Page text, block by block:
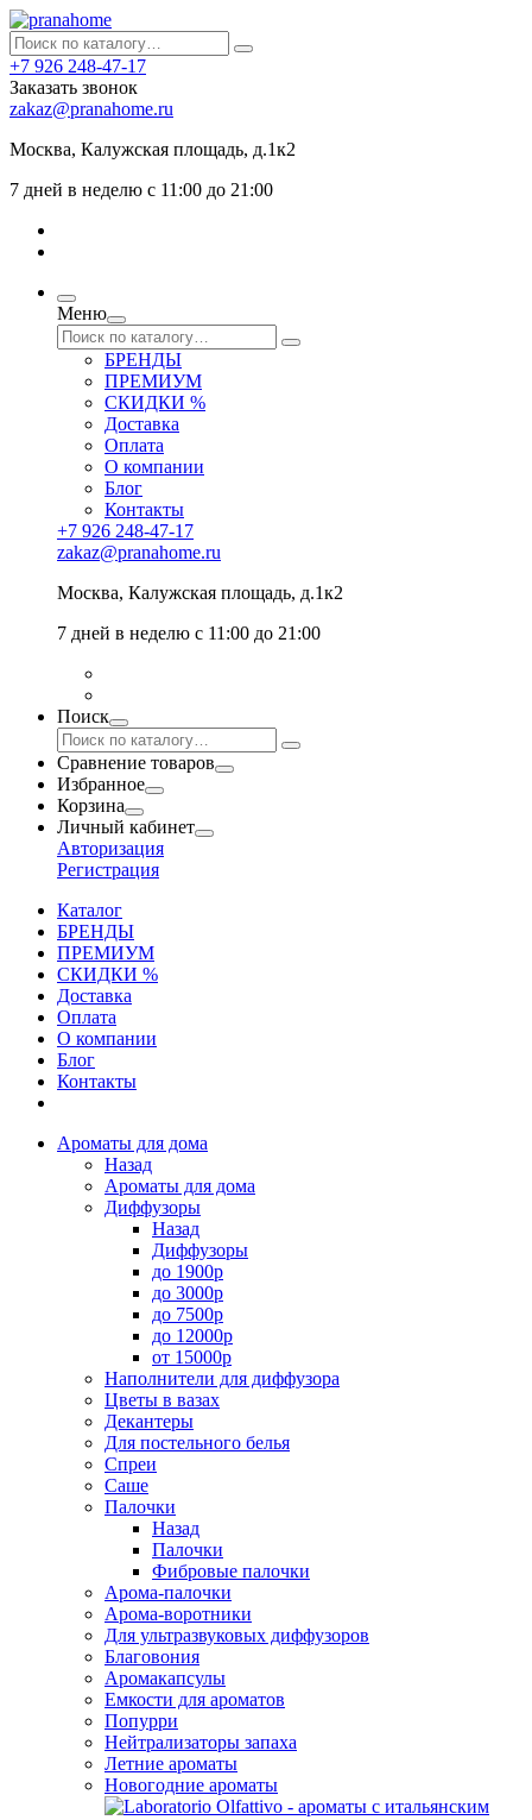
+7 926 248-47-17
Заказать звонок
zakaz@pranahome.ru
Москва, Калужская площадь, д.1к2
7 дней в неделю с 11:00 до 21:00
Меню
БРЕНДЫ
ПРЕМИУМ
СКИДКИ %
Доставка
Оплата
О компании
Блог
Контакты
+7 926 248-47-17
zakaz@pranahome.ru
Москва, Калужская площадь, д.1к2
7 дней в неделю с 11:00 до 21:00
Поиск
Сравнение товаров
Избранное
Корзина
Личный кабинет
Авторизация
Регистрация
Каталог
БРЕНДЫ
ПРЕМИУМ
СКИДКИ %
Доставка
Оплата
О компании
Блог
Контакты
Ароматы для дома
Назад
Ароматы для дома
Диффузоры
Назад
Диффузоры
до 1900р
до 3000р
до 7500р
до 12000р
от 15000р
Наполнители для диффузора
Цветы в вазах
Декантеры
Для постельного белья
Спреи
Саше
Палочки
Назад
Палочки
Фибровые палочки
Арома-палочки
Арома-воротники
Для ультразвуковых диффузоров
Благовония
Аромакапсулы
Емкости для ароматов
Попурри
Нейтрализаторы запаха
Летние ароматы
Новогодние ароматы